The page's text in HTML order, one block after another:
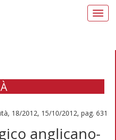
18/2012, 15/10/2012, pag. 631
anglicano-